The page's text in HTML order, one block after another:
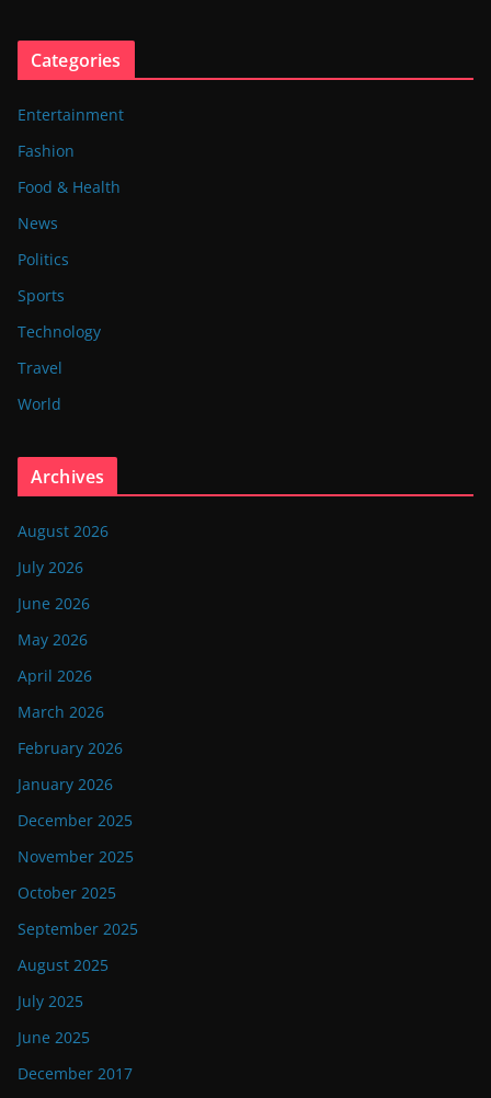
Categories
Entertainment
Fashion
Food & Health
News
Politics
Sports
Technology
Travel
World
Archives
August 2026
July 2026
June 2026
May 2026
April 2026
March 2026
February 2026
January 2026
December 2025
November 2025
October 2025
September 2025
August 2025
July 2025
June 2025
December 2017